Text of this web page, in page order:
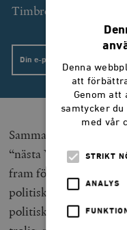
Timbro förlags
Email
Sammantaget kan
“nästa Venezuela” i
fram förändring i
politiska medel. Kuba
politiskt, vilket gör att
Denna
att
Genom att
samtycker
med vår
STRIKT
ANALYS